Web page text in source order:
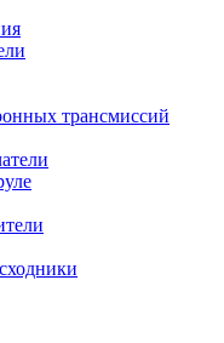
трансмиссий